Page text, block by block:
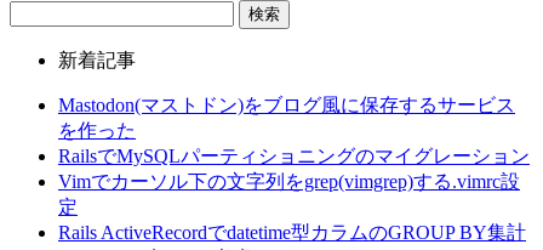
新着記事
Mastodon(マストドン)をブログ風に保存するサービス
を作った
RailsでMySQLパーティショニングのマイグレーション
Vimでカーソル下の文字列をgrep(vimgrep)する.vimrc設
定
Rails ActiveRecordでdatetime型カラムのGROUP BY集計